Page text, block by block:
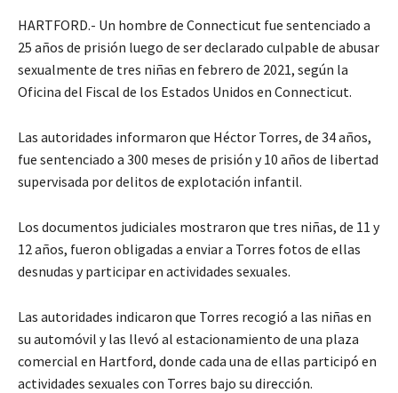
HARTFORD.- Un hombre de Connecticut fue sentenciado a
25 años de prisión luego de ser declarado culpable de abusar
sexualmente de tres niñas en febrero de 2021, según la
Oficina del Fiscal de los Estados Unidos en Connecticut.
Las autoridades informaron que Héctor Torres, de 34 años,
fue sentenciado a 300 meses de prisión y 10 años de libertad
supervisada por delitos de explotación infantil.
Los documentos judiciales mostraron que tres niñas, de 11 y
12 años, fueron obligadas a enviar a Torres fotos de ellas
desnudas y participar en actividades sexuales.
Las autoridades indicaron que Torres recogió a las niñas en
su automóvil y las llevó al estacionamiento de una plaza
comercial en Hartford, donde cada una de ellas participó en
actividades sexuales con Torres bajo su dirección.